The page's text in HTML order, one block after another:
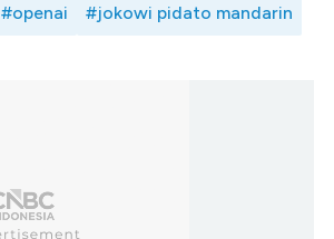
#openai #jokowi pidato mandarin